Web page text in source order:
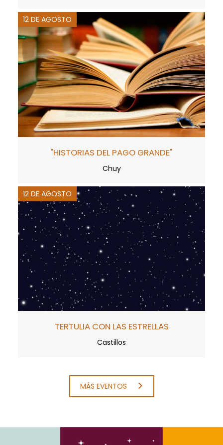
12 DE AGOSTO
"HISTORIAS DEL PAGO GRANDE"
Chuy
12 DE AGOSTO
TERTULIA CON LAS ESTRELLAS
Castillos
MÁS EVENTOS